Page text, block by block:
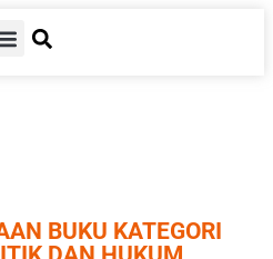
BUKU KATEGORI